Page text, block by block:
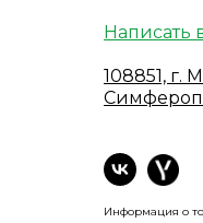
Написать
108851, г.
Информация о